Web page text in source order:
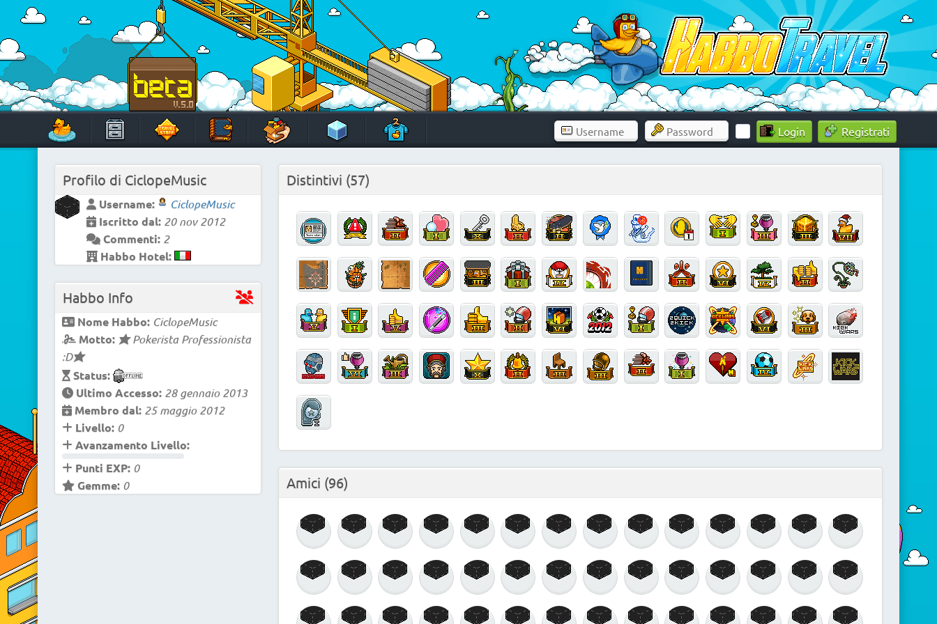
content
HabboTravel
Un viaggio di pixel!
Registrati
Profilo di CiclopeMusic
Username:
CiclopeMusic
Iscritto dal: 20 nov 2012
Commenti: 2
Habbo Hotel:
Habbo Info
Nome Habbo: CiclopeMusic
Motto: ¥ Pokerista Professionista
:D¥
Status:
Ultimo Accesso: 28 gennaio 2013
Membro dal: 25 maggio 2012
Livello: 0
Avanzamento Livello:
Punti EXP: 0
Gemme: 0
Distintivi (57)
Amici (96)